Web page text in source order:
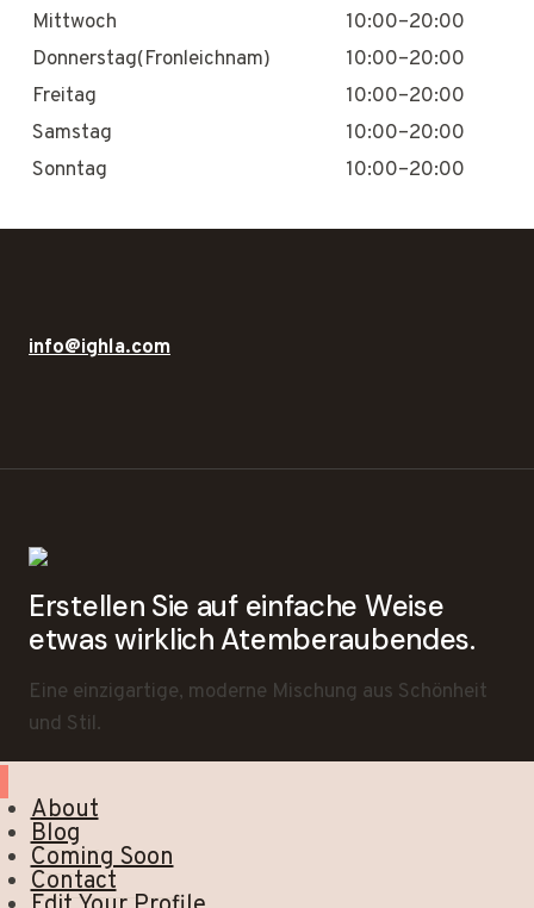
Mittwoch
10:00–20:00
Donnerstag(Fronleichnam)
10:00–20:00
Freitag
10:00–20:00
Samstag
10:00–20:00
Sonntag
10:00–20:00
info@ighla.com
Erstellen Sie auf einfache Weise
etwas wirklich Atemberaubendes.
Eine einzigartige, moderne Mischung aus Schönheit
und Stil.
About
Blog
Coming Soon
Contact